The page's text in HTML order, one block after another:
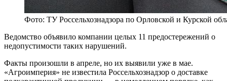
Фото: ТУ Россельхознадзора по Орловской и Курской
Ведомство объявило компании целых 11 предостережений о
недопустимости таких нарушений.
Факты произошли в апреле, но их выявили уже в мае.
«Агроимперия» не известила Россельхознадзор о доставке